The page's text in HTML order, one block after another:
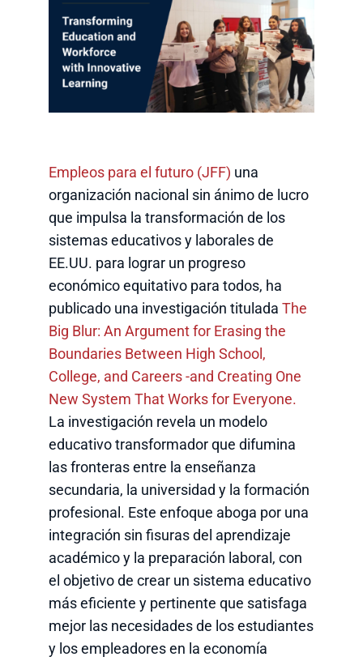
Empleos para el futuro (JFF) una
organización nacional sin ánimo de lucro
que impulsa la transformación de los
sistemas educativos y laborales de
EE.UU. para lograr un progreso
económico equitativo para todos, ha
publicado una investigación titulada The
Big Blur: An Argument for Erasing the
Boundaries Between High School,
College, and Careers -and Creating One
New System That Works for Everyone.
La investigación revela un modelo
educativo transformador que difumina
las fronteras entre la enseñanza
secundaria, la universidad y la formación
profesional. Este enfoque aboga por una
integración sin fisuras del aprendizaje
académico y la preparación laboral, con
el objetivo de crear un sistema educativo
más eficiente y pertinente que satisfaga
mejor las necesidades de los estudiantes
y los empleadores en la economía